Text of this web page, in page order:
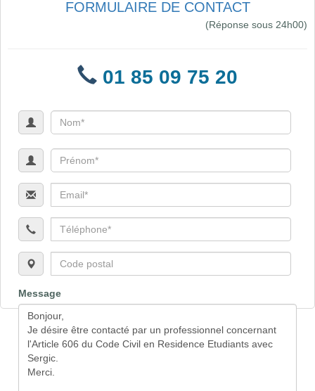
FORMULAIRE DE CONTACT
(Réponse sous 24h00)
01 85 09 75 20
Message